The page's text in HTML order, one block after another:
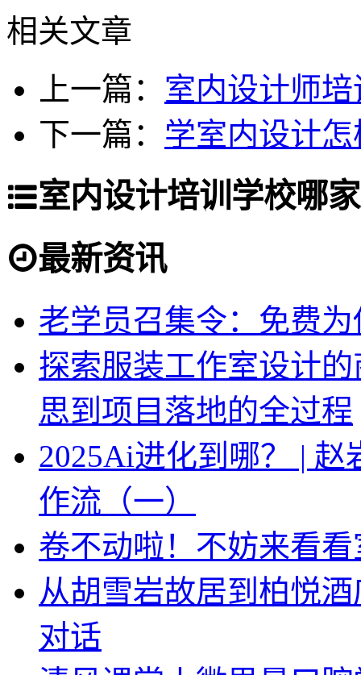
相关文章
上一篇： 室内设计师
下一篇： 学室内设计
室内设计培训学校哪
最新资讯
老学员召集令：免费
探索服装工作室设计
思到项目落地的全过程
2025Ai进化到哪？ |
作流（一）
卷不动啦！不妨来看
从胡雪岩故居到柏悦
对话